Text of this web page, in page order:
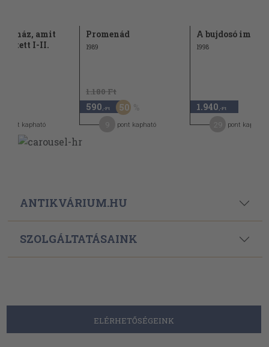
a ház, amit
épített I-II.
pont kapható
Promenád
1989
1.180 Ft
590 ,-Ft 50
pont kapható
A bujdosó imája
1998
1.940 ,-Ft
pont kapható
ANTIKVÁRIUM.HU
SZOLGÁLTATÁSAINK
ELÉRHETŐSÉGEINK